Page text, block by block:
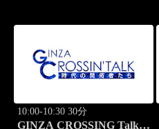
10:00-10:30 30分
GINZA CROSSING Talk